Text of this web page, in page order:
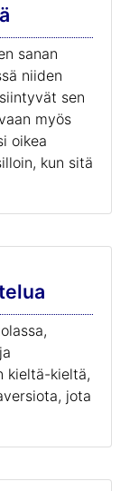
sanan
niiden
sen
myös
oikea
kun sitä
kieltä-kieltä,
jota